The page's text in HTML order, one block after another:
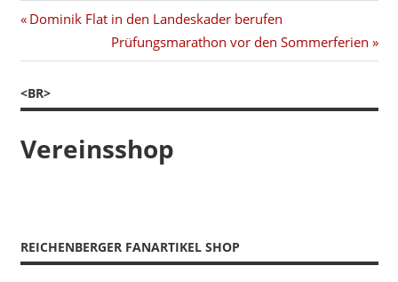
Beitragsnavigation
Vorheriger
Dominik Flat in den Landeskader berufen
Nächster
Beitrag:
Prüfungsmarathon vor den Sommerferien
<BR>
Vereinsshop
REICHENBERGER FANARTIKEL SHOP